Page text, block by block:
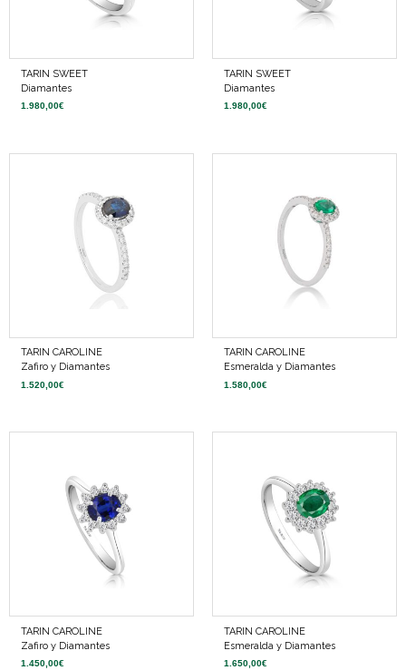
TARIN SWEET
Diamantes
1.980,00€
TARIN SWEET
Diamantes
1.980,00€
TARIN CAROLINE
Zafiro y Diamantes
1.520,00€
TARIN CAROLINE
Esmeralda y Diamantes
1.580,00€
TARIN CAROLINE
Zafiro y Diamantes
1.450,00€
TARIN CAROLINE
Esmeralda y Diamantes
1.650,00€